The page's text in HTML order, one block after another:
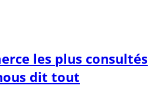
les plus consultés
dit tout